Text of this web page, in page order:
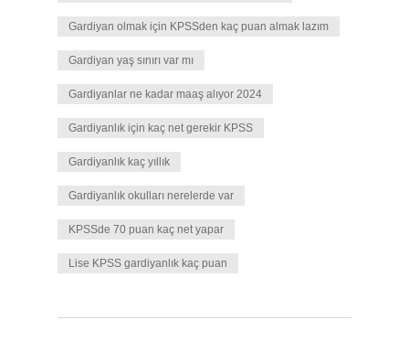
Gardiyan olmak için KPSSden kaç puan almak lazım
Gardiyan yaş sınırı var mı
Gardiyanlar ne kadar maaş alıyor 2024
Gardiyanlık için kaç net gerekir KPSS
Gardiyanlık kaç yıllık
Gardiyanlık okulları nerelerde var
KPSSde 70 puan kaç net yapar
Lise KPSS gardiyanlık kaç puan